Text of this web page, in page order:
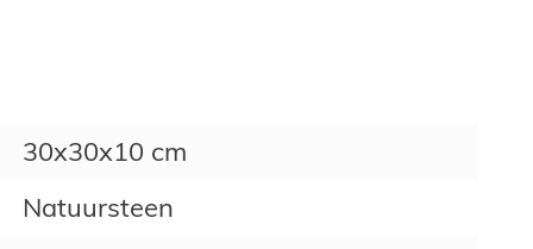
30x30x10 cm
Natuursteen